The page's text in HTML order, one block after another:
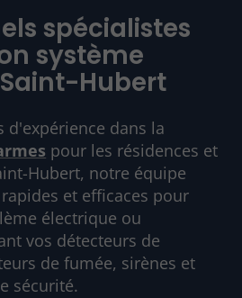
spécialistes
système
Hubert
d'expérience dans la
pour les résidences et
Hubert, notre équipe
et efficaces pour
électrique ou
vos détecteurs de
de fumée, sirènes et
sécurité.